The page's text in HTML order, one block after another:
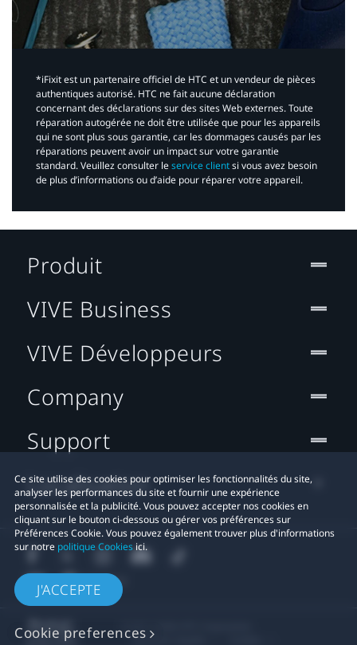
*iFixit est un partenaire officiel de HTC et un vendeur de pièces
authentiques autorisé. HTC ne fait aucune déclaration
concernant des déclarations sur des sites Web externes. Toute
réparation autogérée ne doit être utilisée que pour les appareils
qui ne sont plus sous garantie, car les dommages causés par les
réparations peuvent avoir un impact sur votre garantie
standard. Veuillez consulter leservice clientsi vous avez besoin
de plus d’informations ou d’aide pour réparer votre appareil.​
Ce site utilise des cookies pour optimiser les fonctionnalités du site,
analyser les performances du site et fournir une expérience
personnalisée et la publicité. Vous pouvez accepter nos cookies en
cliquant sur le bouton ci-dessous ou gérer vos préférences sur
Préférences Cookie. Vous pouvez également trouver plus d'informations
sur notre politique Cookiesici.
J'ACCEPTE
Cookie preferences
Produit
VIVE Business
VIVE Développeurs
Company
Support
Localisation
Mentions Légales